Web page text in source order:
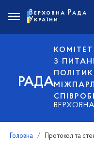
РАДА
КОМІТЕТ
З
Верховна Рада
України
Головна Протокол та